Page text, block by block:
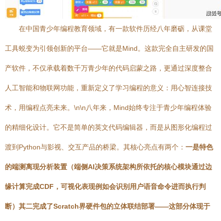
在中国青少年编程教育领域，有一款软件历经八年磨砺，从课堂
工具蜕变为引领创新的平台——它就是Mind。这款完全自主研发的国
产软件，不仅承载着数千万青少年的代码启蒙之路，更通过深度整合
人工智能和物联网功能，重新定义了学习编程的意义：用心智连接技
术，用编程点亮未来。\n\n八年来，Mind始终专注于青少年编程体验
的精细化设计。它不是简单的英文代码编辑器，而是从图形化编程过
渡到Python与影视、交互产品的桥梁。其核心亮点有两个： 一是特色
的端测离现分析装置（端侧AI决策系统架构所依托的核心模块通过边
缘计算完成CDF，可视化表现例如会识别用户语音命令进而执行判
断）其二完成了Scratch界硬件包的立体联结部署——这部分体现于